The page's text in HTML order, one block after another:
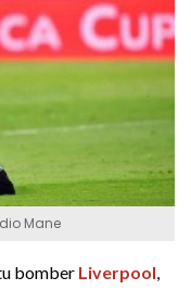
Mane
bomber Liverpool,